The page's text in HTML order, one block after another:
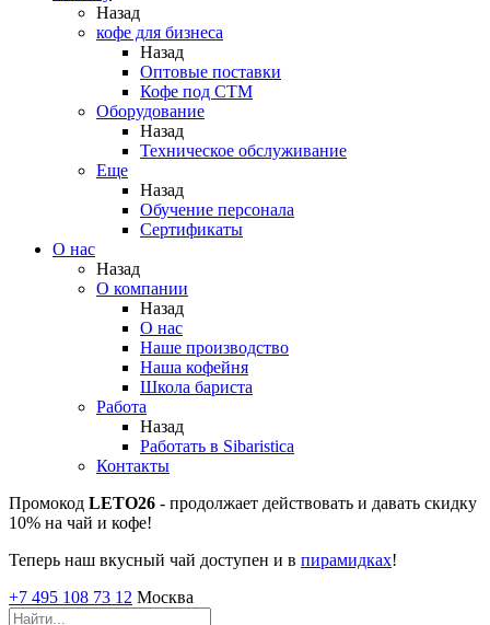
Назад
кофе для бизнеса
Назад
Оптовые поставки
Кофе под СТМ
Оборудование
Назад
Техническое обслуживание
Еще
Назад
Обучение персонала
Сертификаты
О нас
Назад
O компании
Назад
О нас
Наше производство
Наша кофейня
Школа бариста
Работа
Назад
Работать в Sibaristica
Контакты
Промокод LETO26 - продолжает действовать и давать скидку
10% на чай и кофе!
Теперь наш вкусный чай доступен и в пирамидках!
+7 495 108 73 12 Москва